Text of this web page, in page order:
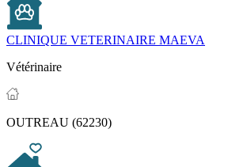
CLINIQUE VETERINAIRE MAEVA
Vétérinaire
OUTREAU (62230)